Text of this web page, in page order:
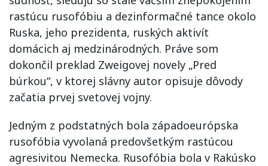
rastúcu rusofóbiu a dezinformačné tance okolo
Ruska, jeho prezidenta, ruských aktivít
domácich aj medzinárodných. Práve som
dokončil preklad Zweigovej novely „Pred
búrkou“, v ktorej slávny autor opisuje dôvody
začatia prvej svetovej vojny.
Jedným z podstatných bola západoeurópska
rusofóbia vyvolaná predovšetkým rastúcou
agresivitou Nemecka. Rusofóbia bola v Rakúsko